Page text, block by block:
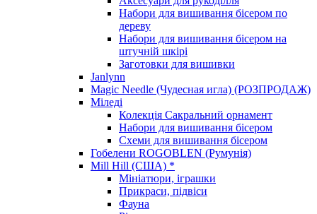
Набори для вишивання бісером по
дереву
Набори для вишивання бісером на
штучній шкірі
Заготовки для вишивки
Janlynn
Magic Needle (Чудесная игла) (РОЗПРОДАЖ)
Міледі
Колекція Сакральний орнамент
Набори для вишивання бісером
Схеми для вишивання бісером
Гобелени ROGOBLEN (Румунія)
Mill Hill (США) *
Мініатюри, іграшки
Прикраси, підвіси
Фауна